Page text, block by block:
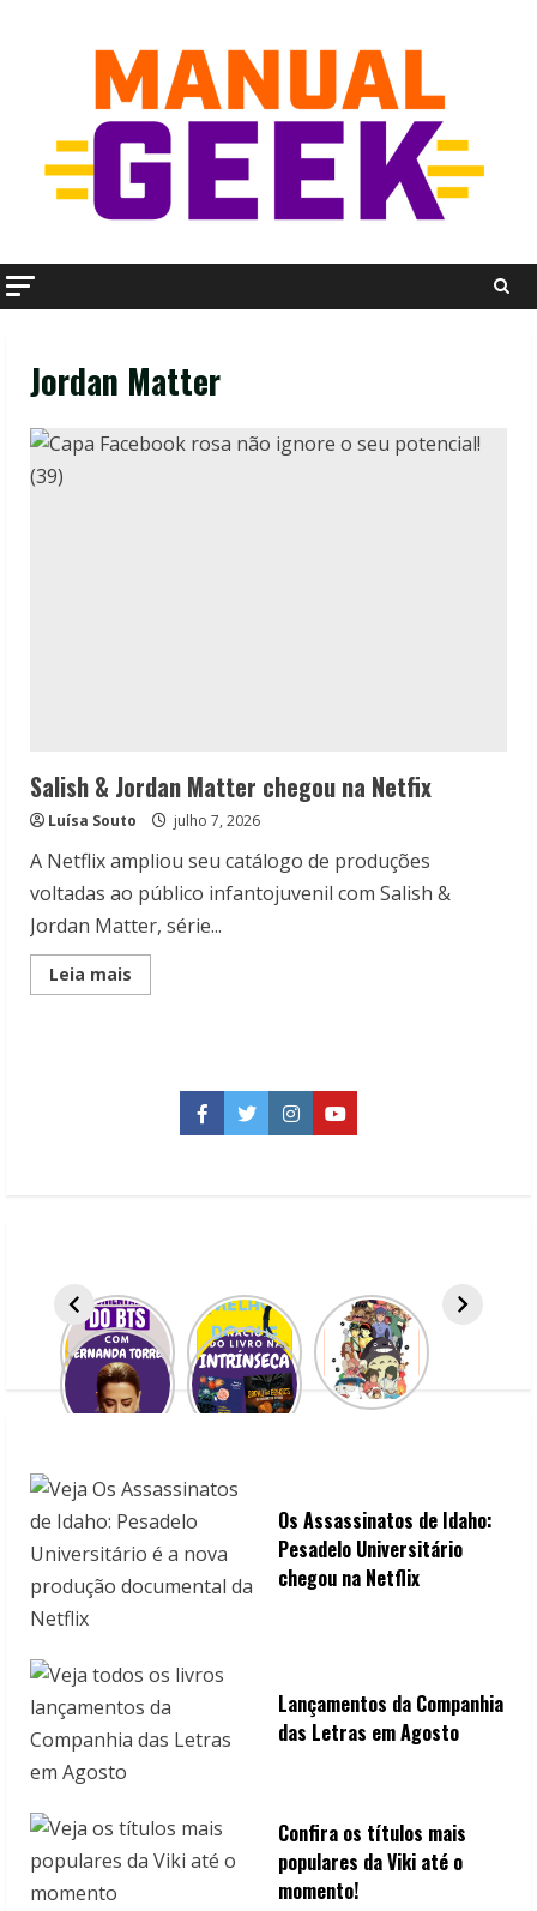
Jordan Matter
Salish & Jordan Matter chegou na Netfix
Luísa Souto julho 7, 2026
A Netflix ampliou seu catálogo de produções
voltadas ao público infantojuvenil com Salish &
Jordan Matter, série...
Leia mais
more
chegou
Facebook
TwitterInstagramYouTube
Os Assassinatos de Idaho:
Pesadelo Universitário
chegou na Netflix
Lançamentos da Companhia
das Letras em Agosto
Confira os títulos mais
populares da Viki até o
momento!